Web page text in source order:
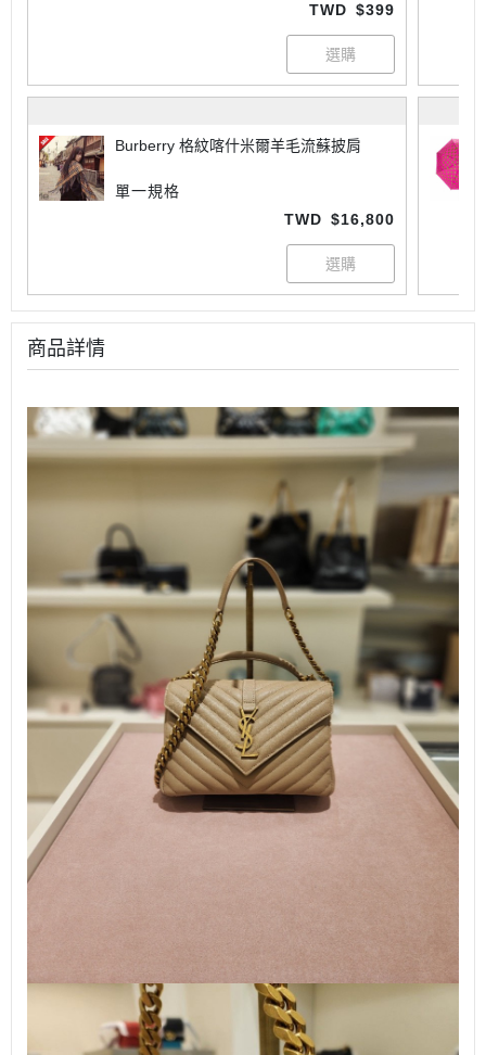
TWD $399
Burberry 格紋喀什米爾羊毛流蘇披肩
單一規格
TWD $16,800
商品詳情